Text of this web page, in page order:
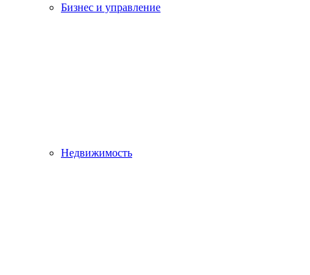
Бизнес и управление
Недвижимость